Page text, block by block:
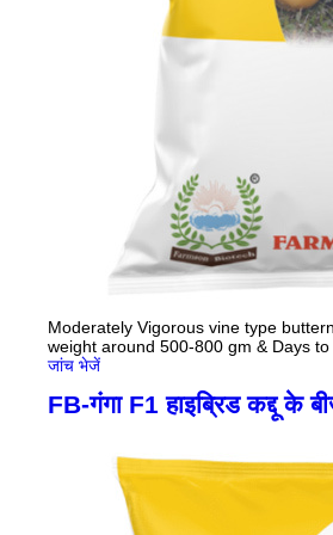
Moderately Vigorous vine type
weight around 500-800 gm & Days
जांच भेजें
FB-गंगा F1 हाइब्रिड कद्दू के